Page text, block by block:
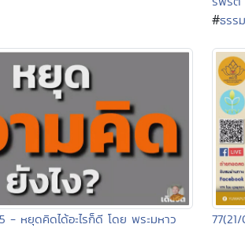
#ธรร
- หยุดคิดได้อะไรก็ดี โดย พระมหาว